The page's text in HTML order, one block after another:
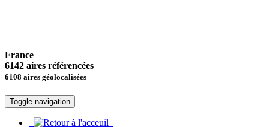
France
6142 aires référencées
6108 aires géolocalisées
Toggle navigation